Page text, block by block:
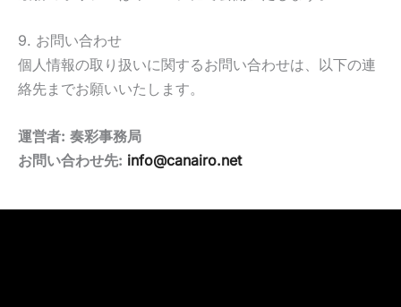
9. お問い合わせ
個人情報の取り扱いに関するお問い合わせは、以下の連
絡先までお願いいたします。
運営者: 奏彩事務局
お問い合わせ先: info@canairo.net